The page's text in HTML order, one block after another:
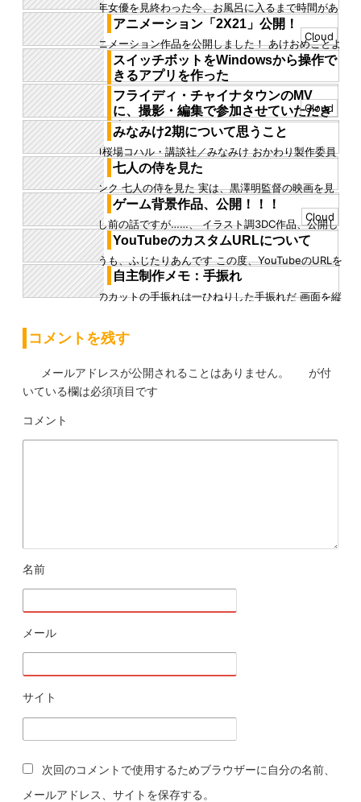
千年女優を見終わった今、お風呂に入るまで時間があ
るのでこの記事を書いています 最近、運動不足解消の
ために近くのツタヤに行...
アニメーション「2X21」公開！
アニメーション作品を公開しました！ あけおめことよ
ろフォトバッシュです！ 先日の作品と同様、3Dレイ
ヤーを用いて作ってみ...
Cloud
スイッチボットをWindowsから操作で
きるアプリを作った
システムデザイン系の学科を卒業したとはいえ、やは
り、留年しているだけあって、プログラミングなんて
できない 普段、ツールを...
フライディ・チャイナタウンのMV
に、撮影・編集で参加させていただき
ました！
フライディ・チャイナタウンのアニメカバーMVに撮
影・編集として参加させていただきました！ 僕はシテ
ィーポップが好きなので...
Cloud
みなみけ2期について思うこと
(C)桜場コハル・講談社／みなみけ おかわり製作委員
会 画像引用元 dアニメストア みなみけ2期は大失敗
アニメとして有名...
七人の侍を見た
リンク 七人の侍を見た 実は、黒澤明監督の映画を見
るのは初めてだ 日本映画史上最高傑作ともいわれてい
る作品なので、期待し...
ゲーム背景作品、公開！！！
少し前の話ですが……、 イラスト調3DC作品、公開し
ました ゲームの背景のご依頼を受け、製作しました 今
回は、3DCGを...
Cloud
YouTubeのカスタムURLについて
どうも、ふじたりあんです この度、YouTubeのURLを
初期値のものからカスタムな物に変えたので、そのお
知らせがてら…...
自主制作メモ：手振れ
このカットの手振れは一ひねりした手振れだ 画面を縦
コメントを残す
メールアドレスが公開されることはありません。
が付
いている欄は必須項目です
コメント
名前
メール
サイト
次回のコメントで使用するためブラウザーに自分の名前、
メールアドレス、サイトを保存する。